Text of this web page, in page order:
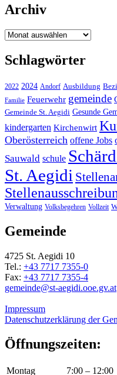
Archiv
Archiv
Schlagwörter
2022 2024 Andorf Ausbildung
Familie Feuerwehr gemeinde
Gemeinde St. Aegidi Gesunde
kindergarten Kirchenwirt
Oberösterreich offene Jobs
Sauwald schule
St. Aegidi
Verwaltung Volksbegehren Vollzeit
Gemeinde
4725 St. Aegidi 10
Tel.: +43 7717 7355-0
Fax: +43 7717 7355-4
gemeinde@st-aegidi.ooe.gv.at
Impressum
Datenschutzerklärung der
Öffnungszeiten:
Montag 7:00 – 12:00